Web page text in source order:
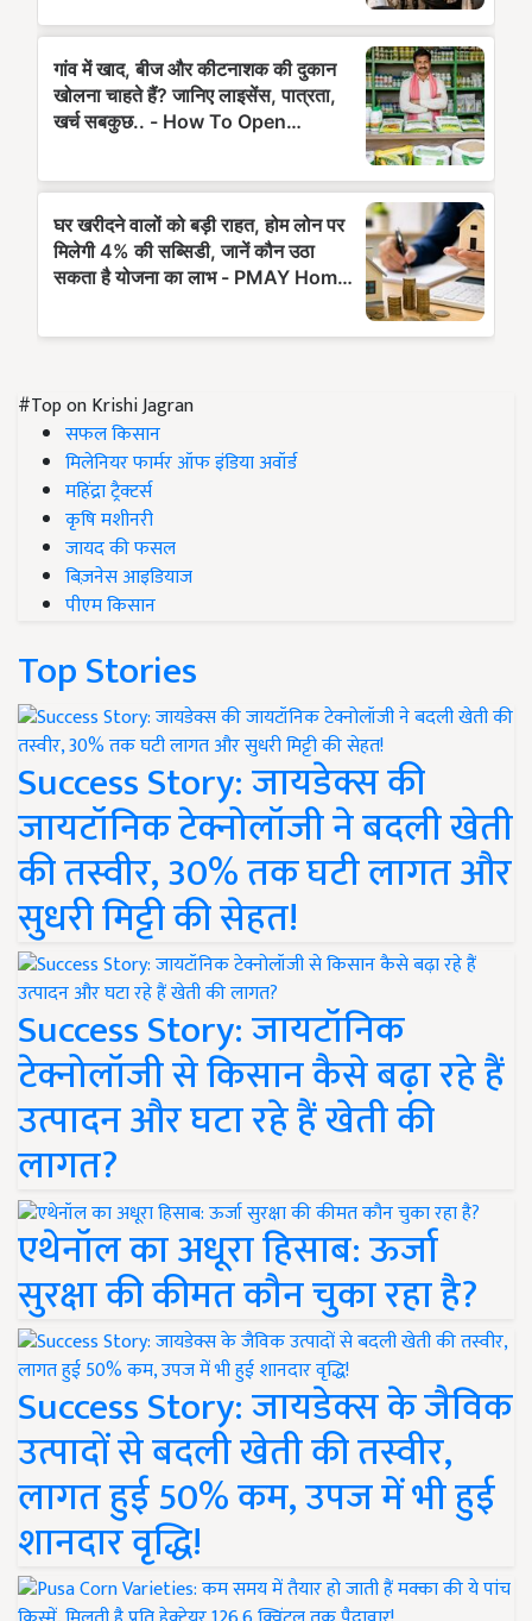
#Top on Krishi Jagran
सफल किसान
मिलेनियर फार्मर ऑफ इंडिया अवॉर्ड
महिंद्रा ट्रैक्टर्स
कृषि मशीनरी
जायद की फसल
बिज़नेस आइडियाज
पीएम किसान
Top Stories
Success Story: जायडेक्स की
जायटॉनिक टेक्नोलॉजी ने बदली खेती
की तस्वीर, 30% तक घटी लागत और
सुधरी मिट्टी की सेहत!
Success Story: जायटॉनिक
टेक्नोलॉजी से किसान कैसे बढ़ा रहे हैं
उत्पादन और घटा रहे हैं खेती की
लागत?
एथेनॉल का अधूरा हिसाब: ऊर्जा
सुरक्षा की कीमत कौन चुका रहा है?
Success Story: जायडेक्स के जैविक
उत्पादों से बदली खेती की तस्वीर,
लागत हुई 50% कम, उपज में भी हुई
शानदार वृद्धि!